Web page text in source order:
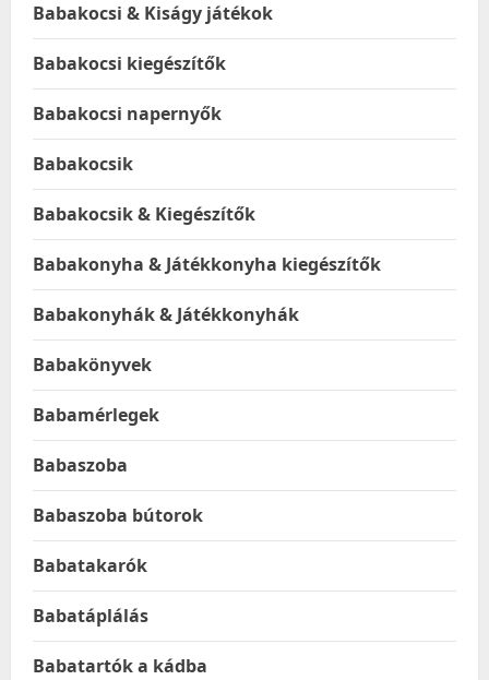
Babakocsi & Kiságy játékok
Babakocsi kiegészítők
Babakocsi napernyők
Babakocsik
Babakocsik & Kiegészítők
Babakonyha & Játékkonyha kiegészítők
Babakonyhák & Játékkonyhák
Babakönyvek
Babamérlegek
Babaszoba
Babaszoba bútorok
Babatakarók
Babatáplálás
Babatartók a kádba